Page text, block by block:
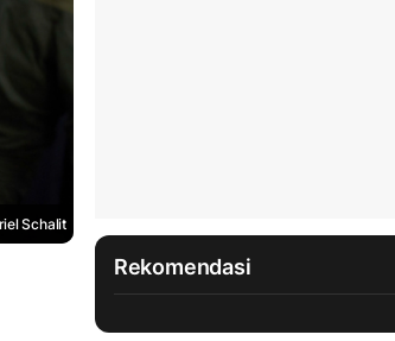
Schalit
Rekomendasi